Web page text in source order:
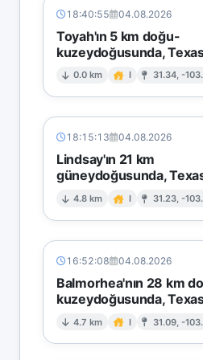
18:40:55 04.08.2026
Toyah'ın 5 km doğu-
kuzeydoğusunda,
0.0 km I 31.34, -
18:15:13 04.08.2026
Lindsay'ın 21 km
güneydoğusunda,
4.8 km I 31.23, -
16:52:08 04.08.2026
Balmorhea'nın 28 km
kuzeydoğusunda,
4.7 km I 31.09, -